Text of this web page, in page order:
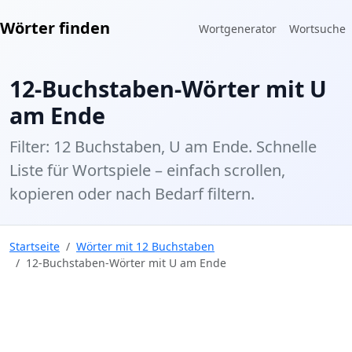
Wörter finden Wortgenerator Wortsuche
12-Buchstaben-Wörter mit U
am Ende
Filter: 12 Buchstaben, U am Ende. Schnelle
Liste für Wortspiele – einfach scrollen,
kopieren oder nach Bedarf filtern.
Startseite
Wörter mit 12 Buchstaben
12-Buchstaben-Wörter mit U am Ende